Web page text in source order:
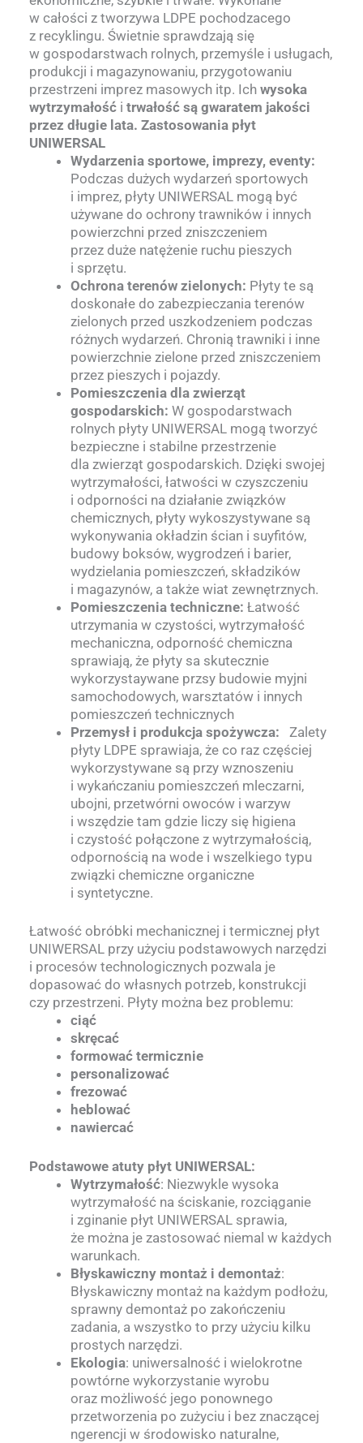
w całości z tworzywa LDPE pochodzacego
z recyklingu. Świetnie sprawdzają się
w gospodarstwach rolnych, przemyśle i usługach,
produkcji i magazynowaniu, przygotowaniu
przestrzeni imprez masowych itp. Ichwysoka
wytrzymałość itrwałość są gwaratem jakości
przez długie lata.Zastosowania płyt
UNIWERSAL
Wydarzenia sportowe, imprezy, eventy:
Podczas dużych wydarzeń sportowych
i imprez, płyty UNIWERSAL mogą być
używane do ochrony trawników i innych
powierzchni przed zniszczeniem
przez duże natężenie ruchu pieszych
i sprzętu.
Ochrona terenów zielonych: Płyty te są
doskonałe do zabezpieczania terenów
zielonych przed uszkodzeniem podczas
różnych wydarzeń. Chronią trawniki i inne
powierzchnie zielone przed zniszczeniem
przez pieszych i pojazdy.
Pomieszczenia dla zwierząt
gospodarskich: W gospodarstwach
rolnych płyty UNIWERSAL mogą tworzyć
bezpieczne i stabilne przestrzenie
dla zwierząt gospodarskich. Dzięki swojej
wytrzymałości, łatwości w czyszczeniu
i odporności na działanie związków
chemicznych, płyty wykoszystywane są
wykonywania okładzin ścian i suyfitów,
budowy boksów, wygrodzeń i barier,
wydzielania pomieszczeń, składzików
i magazynów, a także wiat zewnętrznych.
Pomieszczenia techniczne:Łatwość
utrzymania w czystości, wytrzymałość
mechaniczna, odporność chemiczna
sprawiają, że płyty sa skutecznie
wykorzystaywane przsy budowie myjni
samochodowych, warsztatów i innych
pomieszczeń technicznych
Przemysł i produkcja spożywcza:
Zalety
płyty LDPE sprawiaja, że co raz częściej
wykorzystywane są przy wznoszeniu
i wykańczaniu pomieszczeń mleczarni,
ubojni, przetwórni owoców i warzyw
i wszędzie tam gdzie liczy się higiena
i czystość połączone z wytrzymałością,
odpornością na wode i wszelkiego typu
związki chemiczne organiczne
i syntetyczne.
Łatwość obróbki mechanicznej i termicznej płyt
UNIWERSAL przy użyciu podstawowych narzędzi
i procesów technologicznych pozwala je
dopasować do własnych potrzeb, konstrukcji
czy przestrzeni. Płyty można bez problemu:
ciąć
skręcać
formować termicznie
personalizować
frezować
heblować
nawiercać
Podstawowe atuty płyt UNIWERSAL:
Wytrzymałość: Niezwykle wysoka
wytrzymałość na ściskanie, rozciąganie
i zginanie płyt UNIWERSAL sprawia,
że można je zastosować niemal w każdych
warunkach.
Błyskawiczny montaż i demontaż:
Błyskawiczny montaż na każdym podłożu,
sprawny demontaż po zakończeniu
zadania, a wszystko to przy użyciu kilku
prostych narzędzi.
Ekologia: uniwersalność i wielokrotne
powtórne wykorzystanie wyrobu
oraz możliwość jego ponownego
przetworzenia po zużyciu i bez znaczącej
ngerencji w środowisko naturalne,